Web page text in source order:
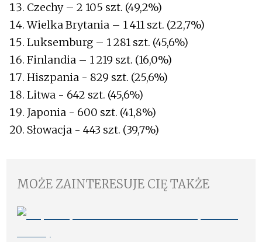
Czechy – 2 105 szt. (49,2%)
Wielka Brytania – 1 411 szt. (22,7%)
Luksemburg – 1 281 szt. (45,6%)
Finlandia – 1 219 szt. (16,0%)
Hiszpania - 829 szt. (25,6%)
Litwa - 642 szt. (45,6%)
Japonia - 600 szt. (41,8%)
Słowacja - 443 szt. (39,7%)
MOŻE ZAINTERESUJE CIĘ TAKŻE